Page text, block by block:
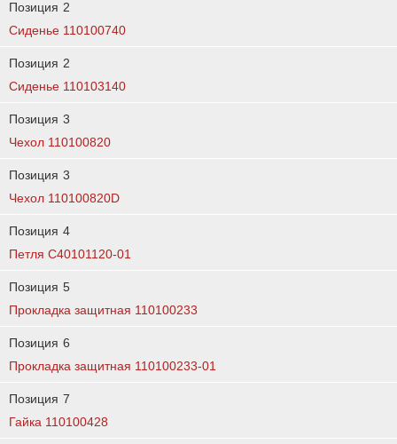
Позиция 2
Сиденье 110100740
Позиция 2
Сиденье 110103140
Позиция 3
Чехол 110100820
Позиция 3
Чехол 110100820D
Позиция 4
Петля C40101120-01
Позиция 5
Прокладка защитная 110100233
Позиция 6
Прокладка защитная 110100233-01
Позиция 7
Гайка 110100428